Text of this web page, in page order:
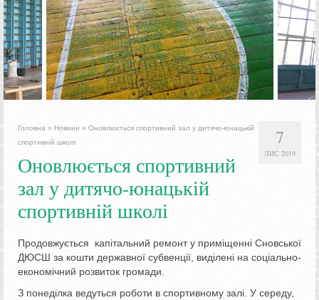
7
ЛИС 2019
Головна » Новини » Оновлюється спортивний зал у дитячо-юнацькій
спортивній школі
Оновлюється спортивний
зал у дитячо-юнацькій
спортивній школі
Продовжується капітальний ремонт у приміщенні Сновської
ДЮСШ за кошти державної субвенції, виділені на соціально-
економічний розвиток громади.
З понеділка ведуться роботи в спортивному залі. У середу,